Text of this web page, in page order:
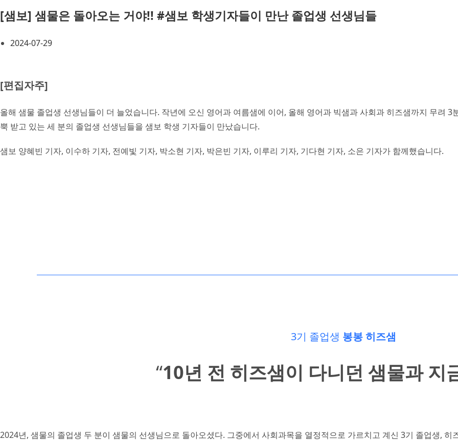
[샘보] 샘물은 돌아오는 거야!! #샘보 학생기자들이 만난 졸업생 선생님들
2024-07-29
[편집자주]
올해 샘물 졸업생 선생님들이 더 늘었습니다. 작년에 오신 영어과 여름샘에 이어, 올해 영어과 빅샘과 사회과 히즈샘까지 무려
뿍 받고 있는 세 분의 졸업생 선생님들을 샘보 학생 기자들이 만났습니다.
샘보 양혜빈 기자, 이수하 기자, 전예빛 기자, 박소현 기자, 박은빈 기자, 이루리 기자, 기다현 기자, 소은 기자가 함께했습니다.
3기 졸업생 봉봉 히즈샘
“10년 전 히즈샘이 다니던 샘물과 지
2024년, 샘물의 졸업생 두 분이 샘물의 선생님으로 돌아오셨다. 그중에서 사회과목을 열정적으로 가르치고 계신 3기 졸업생, 히